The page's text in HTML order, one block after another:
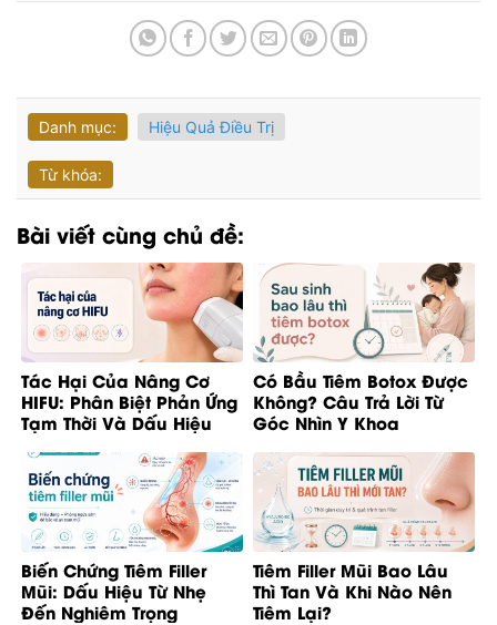
Danh mục: Hiệu Quả Điều Trị
Từ khóa:
Bài viết cùng chủ đề:
Tác Hại Của Nâng Cơ
HIFU: Phân Biệt Phản Ứng
Tạm Thời Và Dấu Hiệu
Có Bầu Tiêm Botox Được
Không? Câu Trả Lời Từ
Góc Nhìn Y Khoa
Biến Chứng Tiêm Filler
Mũi: Dấu Hiệu Từ Nhẹ
Đến Nghiêm Trọng
Tiêm Filler Mũi Bao Lâu
Thì Tan Và Khi Nào Nên
Tiêm Lại?